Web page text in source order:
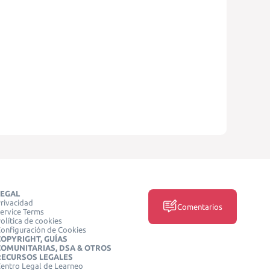
Terms
de cookies
de Cookies
GUÍAS
DSA & OTROS
LEGALES
Legal de Learneo
Comentarios